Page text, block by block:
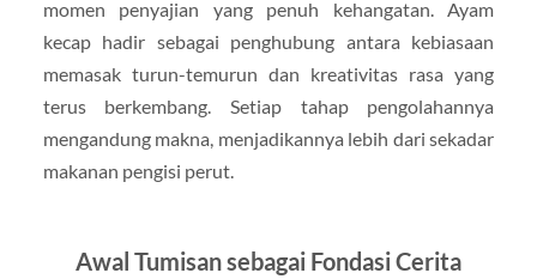
momen penyajian yang penuh kehangatan. Ayam
kecap hadir sebagai penghubung antara kebiasaan
memasak turun-temurun dan kreativitas rasa yang
terus berkembang. Setiap tahap pengolahannya
mengandung makna, menjadikannya lebih dari sekadar
makanan pengisi perut.
Awal Tumisan sebagai Fondasi Cerita